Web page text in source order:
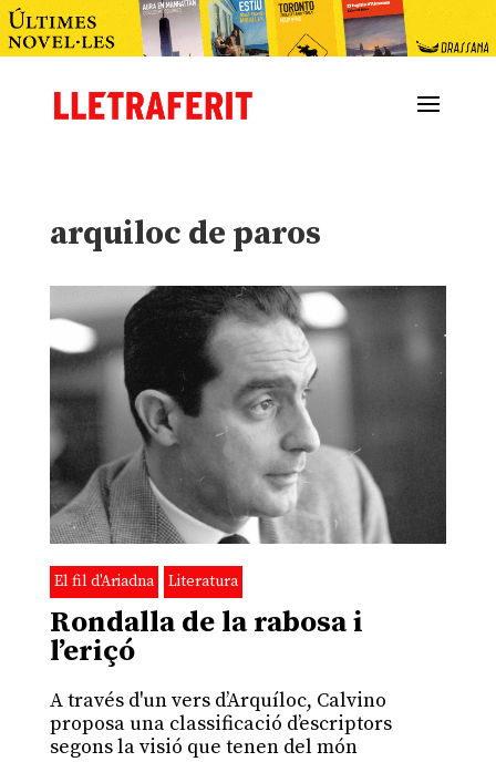
arquiloc de paros
El fil d'Ariadna Literatura
Rondalla de la rabosa i
l’eriçó
A través d'un vers d’Arquíloc, Calvino
proposa una classificació d’escriptors
segons la visió que tenen del món